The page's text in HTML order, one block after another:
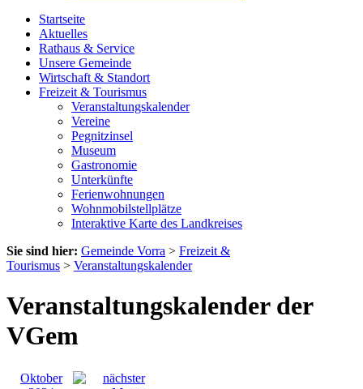
Startseite
Aktuelles
Rathaus & Service
Unsere Gemeinde
Wirtschaft & Standort
Freizeit & Tourismus
Veranstaltungskalender
Vereine
Pegnitzinsel
Museum
Gastronomie
Unterkünfte
Ferienwohnungen
Wohnmobilstellplätze
Interaktive Karte des Landkreises
Sie sind hier: Gemeinde Vorra > Freizeit &
Tourismus > Veranstaltungskalender
Veranstaltungskalender der
VGem
Oktober